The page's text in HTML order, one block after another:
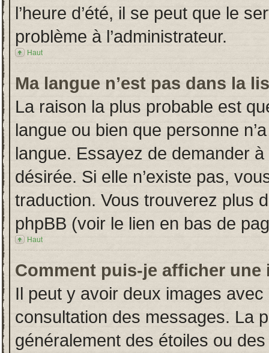
l’heure d’été, il se peut que le
problème à l’administrateur.
Haut
Ma langue n’est pas dans la
La raison la plus probable est
langue ou bien que personne
langue. Essayez de demander à
désirée. Si elle n’existe pas,
traduction. Vous trouverez plus
phpBB (voir le lien en bas de
Haut
Comment puis-je afficher une
Il peut y avoir deux images
consultation des messages. La
généralement des étoiles ou